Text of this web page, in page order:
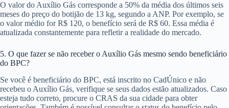
O valor do Auxílio Gás corresponde a 50% da média dos últimos seis
meses do preço do botijão de 13 kg, segundo a ANP. Por exemplo, se
o valor médio for R$ 120, o benefício será de R$ 60. Essa média é
atualizada constantemente para refletir a realidade do mercado.
5. O que fazer se não receber o Auxílio Gás mesmo sendo beneficiário
do BPC?
Se você é beneficiário do BPC, está inscrito no CadÚnico e não
recebeu o Auxílio Gás, verifique se seus dados estão atualizados. Caso
esteja tudo correto, procure o CRAS da sua cidade para obter